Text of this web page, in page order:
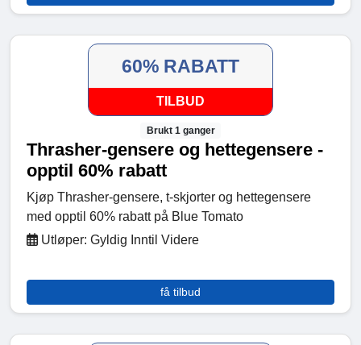
60% RABATT
TILBUD
Brukt 1 ganger
Thrasher-gensere og hettegensere -
opptil 60% rabatt
Kjøp Thrasher-gensere, t-skjorter og hettegensere
med opptil 60% rabatt på Blue Tomato
Utløper: Gyldig Inntil Videre
få tilbud